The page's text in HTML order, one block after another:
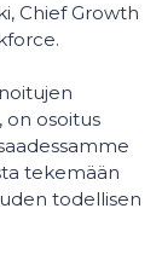
Chief Growth
on osoitus
tekemään
todellisen